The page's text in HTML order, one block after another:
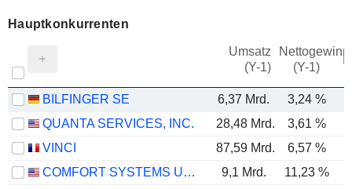
Hauptkonkurrenten
Umsatz
(Y-1)
Nettogewinn
(Y-1)
BILFINGER SE 6,37 Mrd. 3,24 %
QUANTA SERVICES, INC.
28,48 Mrd. 3,61 %
VINCI
87,59 Mrd. 6,57 %
COMFORT SYSTEMS USA, INC.
9,1 Mrd. 11,23 %